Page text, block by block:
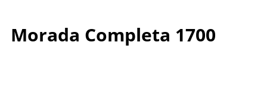
Morada Completa 1700